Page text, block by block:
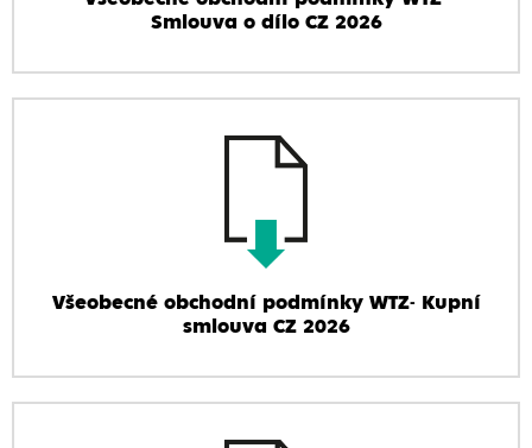
Smlouva o dílo CZ 2026
Všeobecné obchodní podmínky WTZ- Kupní
smlouva CZ 2026